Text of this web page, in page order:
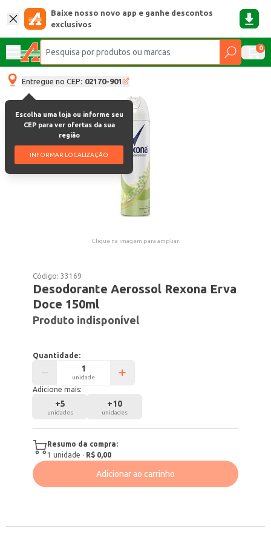
Baixe nosso novo app e ganhe descontos
exclusivos
0
Entregue no CEP: 02170-901
Escolha uma loja ou informe seu
CEP para ver ofertas da sua
região
INFORMAR LOCALIZAÇÃO
Clique na imagem para ampliar.
Código:33169
Desodorante Aerossol Rexona Erva
Doce 150ml
Produto indisponível
Quantidade:
unidade
Adicione mais:
+5
unidades
+10
unidades
Resumo da compra:
1 unidade · R$ 0,00
Adicionar ao carrinho